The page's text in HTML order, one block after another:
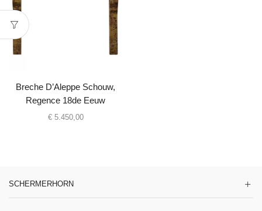
Breche D’Aleppe Schouw,
Regence 18de Eeuw
€5.450,00
SCHERMERHORN